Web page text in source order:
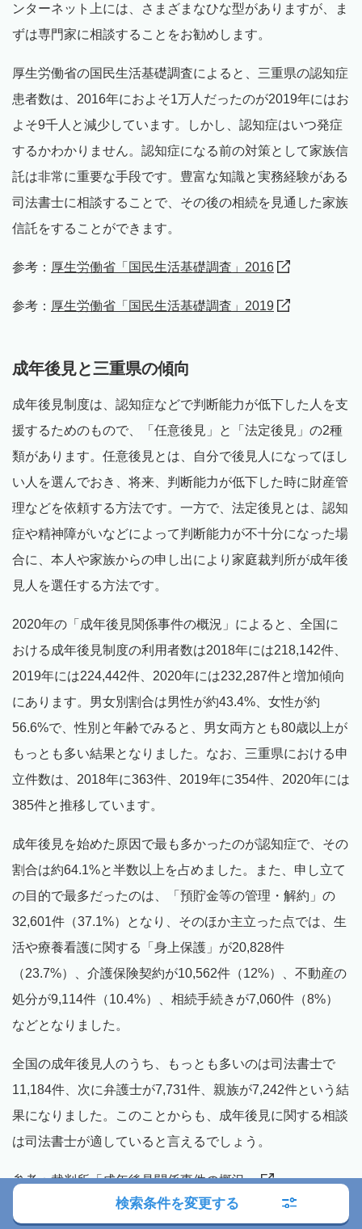
ンターネット上には、さまざまなひな型がありますが、ま
ずは専門家に相談することをお勧めします。
厚生労働省の国民生活基礎調査によると、三重県の認知症
患者数は、2016年におよそ1万人だったのが2019年にはお
よそ9千人と減少しています。しかし、認知症はいつ発症
するかわかりません。認知症になる前の対策として家族信
託は非常に重要な手段です。豊富な知識と実務経験がある
司法書士に相談することで、その後の相続を見通した家族
信託をすることができます。
参考： 厚生労働省「国民生活基礎調査」2016
参考： 厚生労働省「国民生活基礎調査」2019
成年後見と三重県の傾向
成年後見制度は、認知症などで判断能力が低下した人を支
援するためのもので、「任意後見」と「法定後見」の2種
類があります。任意後見とは、自分で後見人になってほし
い人を選んでおき、将来、判断能力が低下した時に財産管
理などを依頼する方法です。一方で、法定後見とは、認知
症や精神障がいなどによって判断能力が不十分になった場
合に、本人や家族からの申し出により家庭裁判所が成年後
見人を選任する方法です。
2020年の「成年後見関係事件の概況」によると、全国に
おける成年後見制度の利用者数は2018年には218,142件、
2019年には224,442件、2020年には232,287件と増加傾向
にあります。男女別割合は男性が約43.4%、女性が約
56.6%で、性別と年齢でみると、男女両方とも80歳以上が
もっとも多い結果となりました。なお、三重県における申
立件数は、2018年に363件、2019年に354件、2020年には
385件と推移しています。
成年後見を始めた原因で最も多かったのが認知症で、その
割合は約64.1%と半数以上を占めました。また、申し立て
の目的で最多だったのは、「預貯金等の管理・解約」の
32,601件（37.1%）となり、そのほか主立った点では、生
活や療養看護に関する「身上保護」が20,828件
（23.7%）、介護保険契約が10,562件（12%）、不動産の
処分が9,114件（10.4%）、相続手続きが7,060件（8%）
などとなりました。
全国の成年後見人のうち、もっとも多いのは司法書士で
11,184件、次に弁護士が7,731件、親族が7,242件という結
果になりました。このことからも、成年後見に関する相談
は司法書士が適していると言えるでしょう。
参考：裁判所「成年後見関係事件の概況」
検索条件を変更する